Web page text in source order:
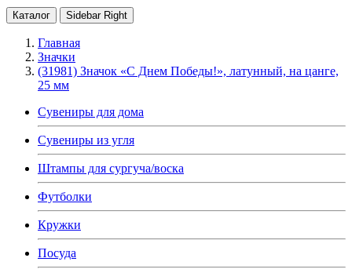
Каталог Sidebar Right
Главная
Значки
(31981) Значок «С Днем Победы!», латунный, на цанге,
25 мм
Сувениры для дома
Сувениры из угля
Штампы для сургуча/воска
Футболки
Кружки
Посуда